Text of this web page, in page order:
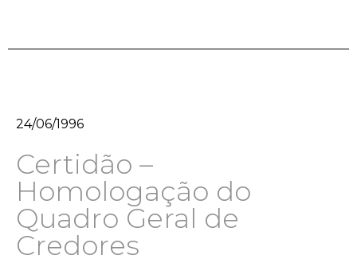
24/06/1996
Certidão –
Homologação do
Quadro Geral de
Credores